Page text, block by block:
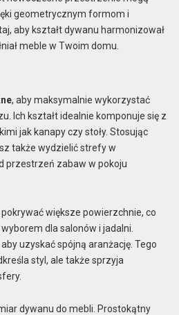
geometrycznym formom i
aby kształt dywanu harmonizował
meble w Twoim domu.
, aby maksymalnie wykorzystać
Ich kształt idealnie komponuje się z
jak kanapy czy stoły. Stosując
także wydzielić strefy w
przestrzeń zabaw w pokoju
większe powierzchnie, co
dla salonów i jadalni.
uzyskać spójną aranżację. Tego
styl, ale także sprzyja
dywanu do mebli. Prostokątny